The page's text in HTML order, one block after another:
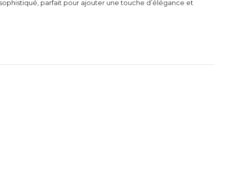
parfait pour ajouter une touche d’élégance et